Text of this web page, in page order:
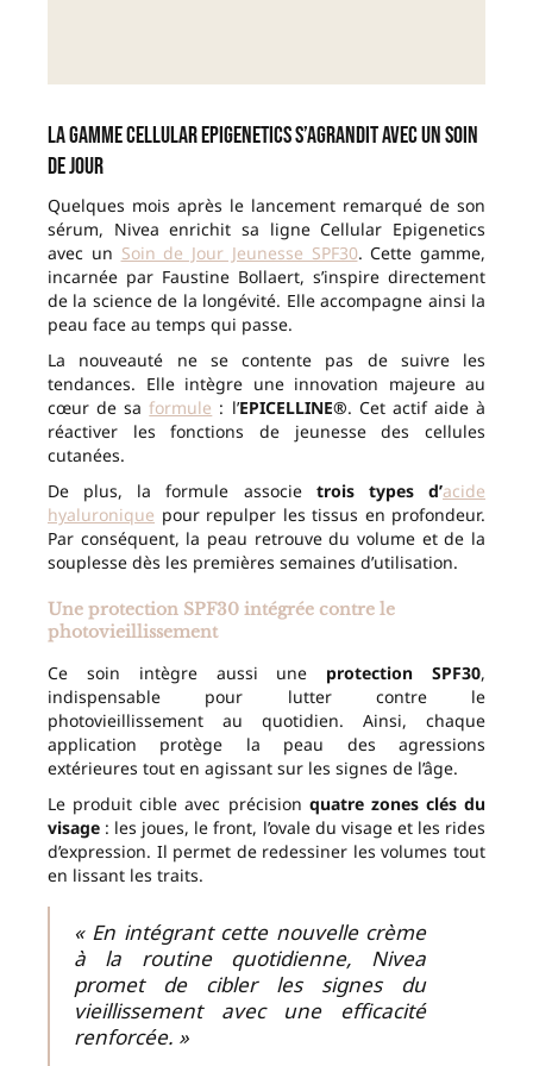
La gamme Cellular Epigenetics s’agrandit avec un soin
de jour
Quelques mois après le lancement remarqué de son
sérum, Nivea enrichit sa ligne Cellular Epigenetics
avec un Soin de Jour Jeunesse SPF30. Cette gamme,
incarnée par Faustine Bollaert, s’inspire directement
de la science de la longévité. Elle accompagne ainsi la
peau face au temps qui passe.
La nouveauté ne se contente pas de suivre les
tendances. Elle intègre une innovation majeure au
cœur de saformule : l’EPICELLINE®. Cet actif aide à
réactiver les fonctions de jeunesse des cellules
cutanées.
De plus, la formule associe trois types d’acide
hyaluronique pour repulper les tissus en profondeur.
Par conséquent, la peau retrouve du volume et de la
souplesse dès les premières semaines d’utilisation.
Une protection SPF30 intégrée contre le
photovieillissement
Ce soin intègre aussi une protection SPF30,
indispensable pour lutter contre le
photovieillissement au quotidien. Ainsi, chaque
application protège la peau des agressions
extérieures tout en agissant sur les signes de l’âge.
Le produit cible avec précision quatre zones clés du
visage : les joues, le front, l’ovale du visage et les rides
d’expression. Il permet de redessiner les volumes tout
en lissant les traits.
« En intégrant cette nouvelle crème
à la routine quotidienne, Nivea
promet de cibler les signes du
vieillissement avec une efficacité
renforcée. »